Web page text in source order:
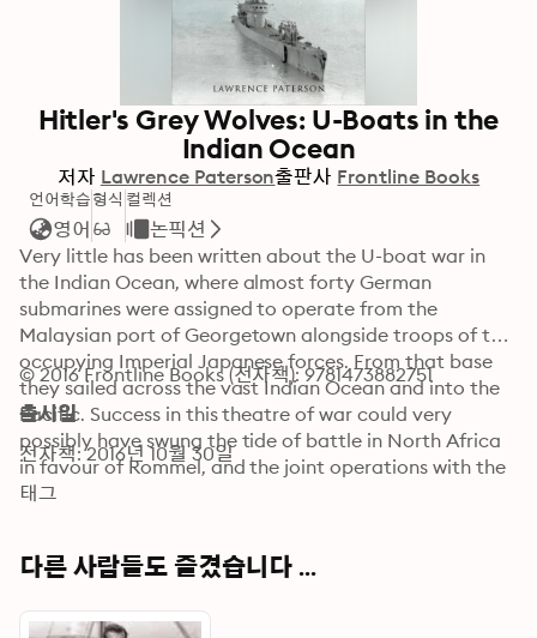
Hitler's Grey Wolves: U-Boats in the
Indian Ocean
저자 Lawrence Paterson출판사 Frontline Books
언어학습
영어
형식 컬렉션
논픽션
Very little has been written about the U-boat war in
the Indian Ocean, where almost forty German
submarines were assigned to operate from the
Malaysian port of Georgetown alongside troops of the
occupying Imperial Japanese forces. From that base
they sailed across the vast Indian Ocean and into the
Pacific. Success in this theatre of war could very
possibly have swung the tide of battle in North Africa
in favour of Rommel, and the joint operations with the
Japanese allowed the Germans to penetrate the
Plans were even made to attack US supply lines.Hitlers
bringing it vividly to life through Lawrence Patersons
© 2016 Frontline Books (전자책): 9781473882751
출시일
전자책: 2016년 10월 30일
태그
다른 사람들도 즐겼습니다 ...